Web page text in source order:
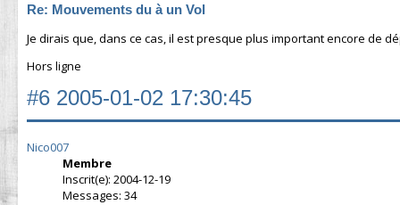
Re: Mouvements du à un Vol
Je dirais que, dans ce cas, il est presque plus important encore de
Hors ligne
#6 2005-01-02 17:30:45
Nico007
Membre
Inscrit(e): 2004-12-19
Messages: 34